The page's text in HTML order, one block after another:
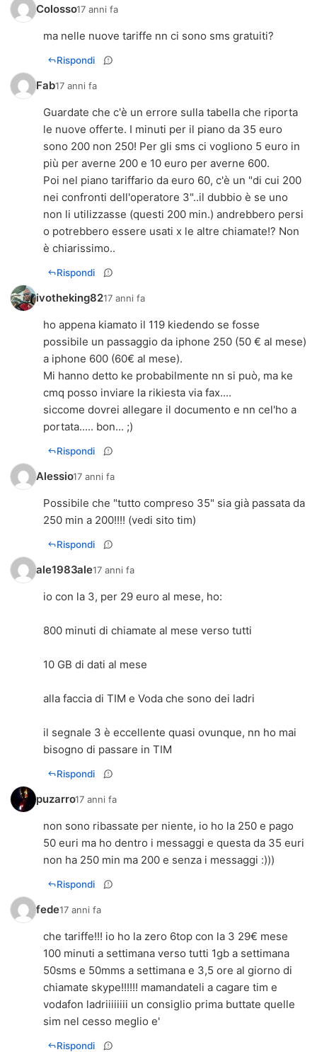
Colosso17 anni fa
ma nelle nuove tariffe nn ci sono sms gratuiti?
Rispondi
Fab17 anni fa
Guardate che c'è un errore sulla tabella che riporta
le nuove offerte. I minuti per il piano da 35 euro
sono 200 non 250! Per gli sms ci vogliono 5 euro in
più per averne 200 e 10 euro per averne 600.
Poi nel piano tariffario da euro 60, c'è un "di cui 200
nei confronti dell'operatore 3"..il dubbio è se uno
non li utilizzasse (questi 200 min.) andrebbero persi
o potrebbero essere usati x le altre chiamate!? Non
è chiarissimo..
Rispondi
ivotheking8217 anni fa
ho appena kiamato il 119 kiedendo se fosse
possibile un passaggio da iphone 250 (50 € al mese)
a iphone 600 (60€ al mese).
Mi hanno detto ke probabilmente nn si può, ma ke
cmq posso inviare la rikiesta via fax....
siccome dovrei allegare il documento e nn cel'ho a
portata..... bon... ;)
Rispondi
Alessio17 anni fa
Possibile che "tutto compreso 35" sia già passata da
250 min a 200!!!! (vedi sito tim)
Rispondi
ale1983ale17 anni fa
io con la 3, per 29 euro al mese, ho:
800 minuti di chiamate al mese verso tutti
10 GB di dati al mese
alla faccia di TIM e Voda che sono dei ladri
il segnale 3 è eccellente quasi ovunque, nn ho mai
bisogno di passare in TIM
Rispondi
puzarro17 anni fa
non sono ribassate per niente, io ho la 250 e pago
50 euri ma ho dentro i messaggi e questa da 35 euri
non ha 250 min ma 200 e senza i messaggi :)))
Rispondi
fede17 anni fa
che tariffe!!! io ho la zero 6top con la 3 29€ mese
100 minuti a settimana verso tutti 1gb a settimana
50sms e 50mms a settimana e 3,5 ore al giorno di
chiamate skype!!!!!! mamandateli a cagare tim e
vodafon ladriiiiiiii un consiglio prima buttate quelle
sim nel cesso meglio e'
Rispondi